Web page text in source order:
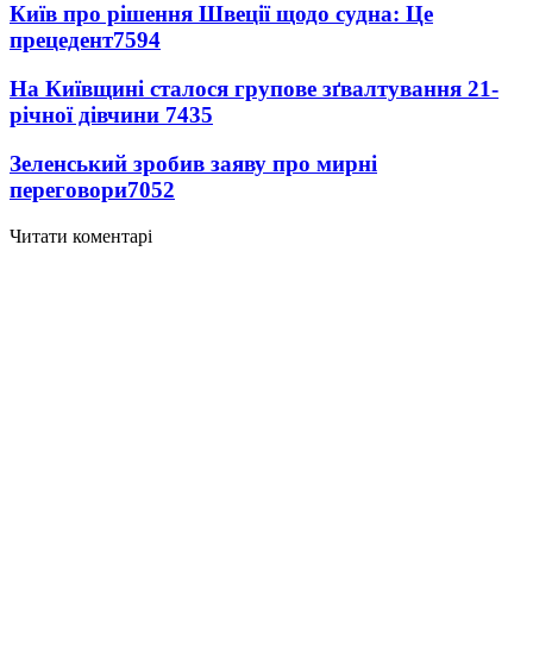
Київ про рішення Швеції щодо судна: Це
прецедент7594
На Київщині сталося групове зґвалтування 21-
річної дівчини 7435
Зеленський зробив заяву про мирні
переговори7052
Читати коментарі